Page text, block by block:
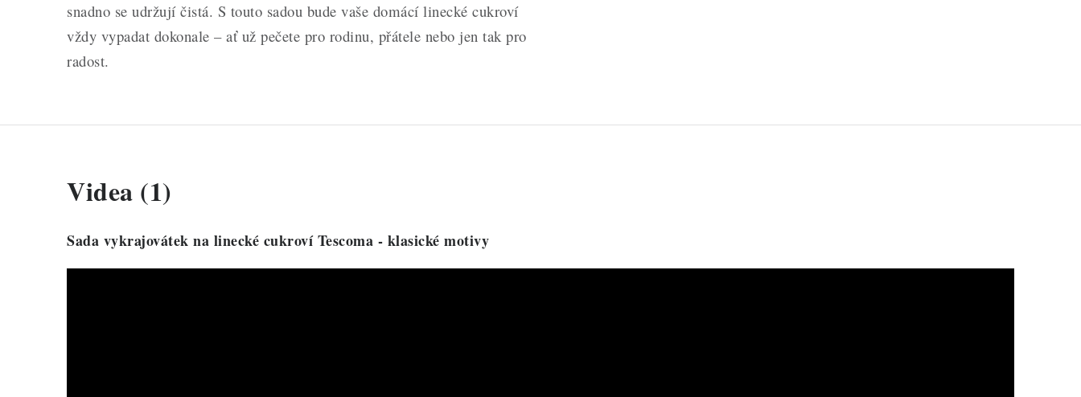
snadno se udržují čistá. S touto sadou bude vaše domácí linecké cukroví
vždy vypadat dokonale – ať už pečete pro rodinu, přátele nebo jen tak pro
radost.
Videa (1)
Sada vykrajovátek na linecké cukroví Tescoma - klasické motivy